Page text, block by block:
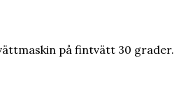
på fintvätt 30 grader.